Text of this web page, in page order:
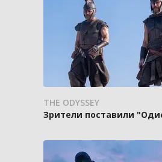
THE ODYSSEY
Зрители поставили